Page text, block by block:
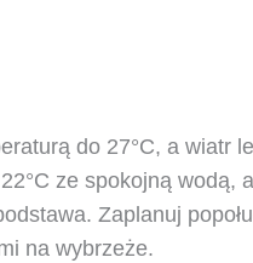
do 27°C, a wiatr
ze spokojną wodą,
Zaplanuj
na wybrzeże.